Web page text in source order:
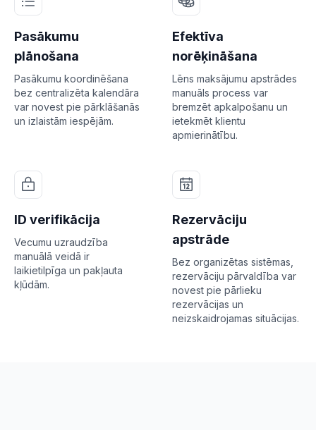
Pasākumu
plānošana
Pasākumu koordinēšana
bez centralizēta kalendāra
var novest pie pārklāšanās
un izlaistām iespējām.
Efektīva
norēķināšana
Lēns maksājumu apstrādes
manuāls process var
bremzēt apkalpošanu un
ietekmēt klientu
apmierinātību.
ID verifikācija
Vecumu uzraudzība
manuālā veidā ir
laikietilpīga un pakļauta
kļūdām.
Rezervāciju
apstrāde
Bez organizētas sistēmas,
rezervāciju pārvaldība var
novest pie pārlieku
rezervācijas un
neizskaidrojamas situācijas.